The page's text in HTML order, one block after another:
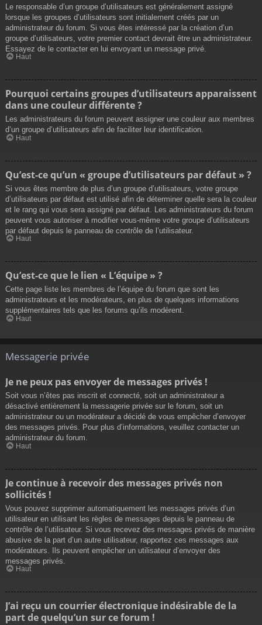
Le responsable d’un groupe d’utilisateurs est généralement assigné
lorsque les groupes d’utilisateurs sont initialement créés par un
administrateur du forum. Si vous êtes intéressé par la création d’un
groupe d’utilisateurs, votre premier contact devrait être un administrateur.
Essayez de le contacter en lui envoyant un message privé.
Haut
Pourquoi certains groupes d’utilisateurs apparaissent
dans une couleur différente ?
Les administrateurs du forum peuvent assigner une couleur aux membres
d’un groupe d’utilisateurs afin de faciliter leur identification.
Haut
Qu’est-ce qu’un « groupe d’utilisateurs par défaut » ?
Si vous êtes membre de plus d’un groupe d’utilisateurs, votre groupe
d’utilisateurs par défaut est utilisé afin de déterminer quelle sera la couleur
et le rang qui vous sera assigné par défaut. Les administrateurs du forum
peuvent vous autoriser à modifier vous-même votre groupe d’utilisateurs
par défaut depuis le panneau de contrôle de l’utilisateur.
Haut
Qu’est-ce que le lien « L’équipe » ?
Cette page liste les membres de l’équipe du forum que sont les
administrateurs et les modérateurs, en plus de quelques informations
supplémentaires tels que les forums qu’ils modèrent.
Haut
Messagerie privée
Je ne peux pas envoyer de messages privés !
Soit vous n’êtes pas inscrit et connecté, soit un administrateur a
désactivé entièrement la messagerie privée sur le forum, soit un
administrateur ou un modérateur a décidé de vous empêcher d’envoyer
des messages privés. Pour plus d’informations, veuillez contacter un
administrateur du forum.
Haut
Je continue à recevoir des messages privés non
sollicités !
Vous pouvez supprimer automatiquement les messages privés d’un
utilisateur en utilisant les règles de messages depuis le panneau de
contrôle de l’utilisateur. Si vous recevez des messages privés de manière
abusive de la part d’un autre utilisateur, rapportez ces messages aux
modérateurs. Ils peuvent empêcher un utilisateur d’envoyer des
messages privés.
Haut
J’ai reçu un courrier électronique indésirable de la
part de quelqu’un sur ce forum !